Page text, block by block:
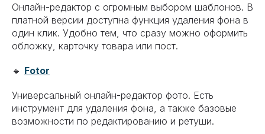
Онлайн-редактор с огромным выбором шаблонов. В
платной версии доступна функция удаления фона в
один клик. Удобно тем, что сразу можно оформить
обложку, карточку товара или пост.
🔹 Fotor
Универсальный онлайн-редактор фото. Есть
инструмент для удаления фона, а также базовые
возможности по редактированию и ретуши.